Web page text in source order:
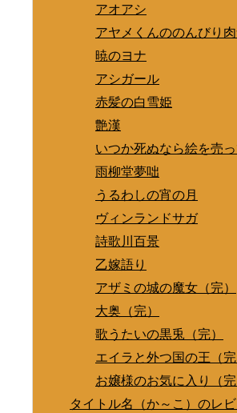
アオアシ
アヤメくんののんびり
暁のヨナ
アシガール
赤髪の白雪姫
艶漢
いつか死ぬなら絵を売
雨柳堂夢咄
うるわしの宵の月
ヴィンランドサガ
詩歌川百景
乙嫁語り
アザミの城の魔女（完）
大奥（完）
歌うたいの黒兎（完）
エイラと外つ国の王（完
お嬢様のお気に入り（完
タイトル名（か～こ）のレ